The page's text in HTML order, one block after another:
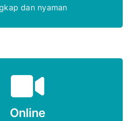
dan nyaman
Online